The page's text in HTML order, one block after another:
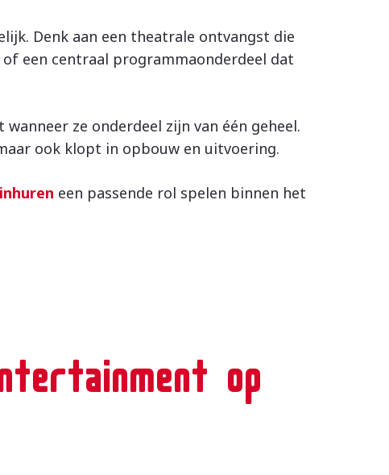
Denk aan een theatrale ontvangst die
een centraal programmaonderdeel dat
ze onderdeel zijn van één geheel.
ook klopt in opbouw en uitvoering.
een passende rol spelen binnen het
op